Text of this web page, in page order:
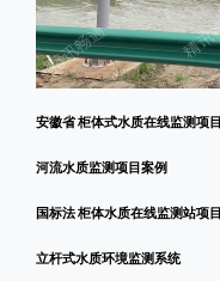
安徽省 柜体式水质在线监测项目
河流水质监测项目案例
国标法 柜体水质在线监测站项目
立杆式水质环境监测系统